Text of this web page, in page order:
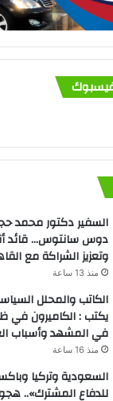
السفير دكتور محمد
دوس سانتوس… قائد
وتعزيز الشراكة مع
منذ 13 ساعة
الكاتب والمحلل
يكتب : الكاميرون في
في المشهد وأسباب
منذ 16 ساعة
السعودية وتركيا
للدفاع المشترك»..